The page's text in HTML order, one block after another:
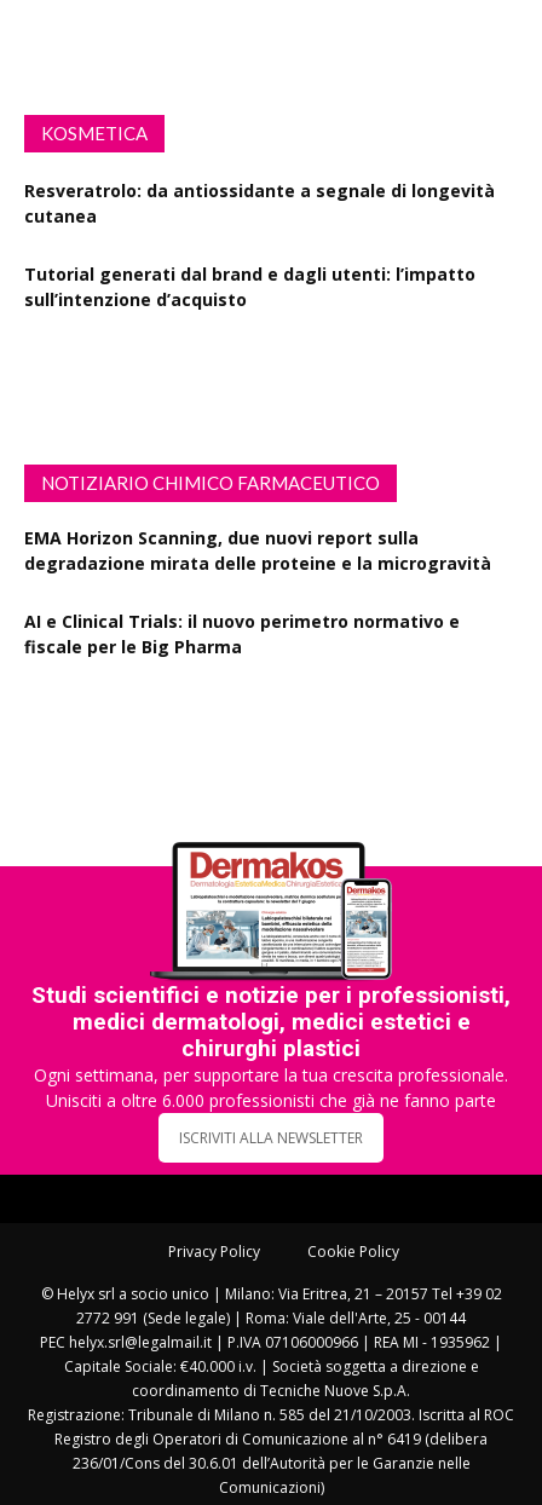
KOSMETICA
Resveratrolo: da antiossidante a segnale di longevità
cutanea
Tutorial generati dal brand e dagli utenti: l’impatto
sull’intenzione d’acquisto
NOTIZIARIO CHIMICO FARMACEUTICO
EMA Horizon Scanning, due nuovi report sulla
degradazione mirata delle proteine e la microgravità
AI e Clinical Trials: il nuovo perimetro normativo e
fiscale per le Big Pharma
Studi scientifici e notizie per i professionisti,
medici dermatologi, medici estetici e
chirurghi plastici
Ogni settimana, per supportare la tua crescita professionale.
Unisciti a oltre 6.000 professionisti che già ne fanno parte
ISCRIVITI ALLA NEWSLETTER
Privacy Policy Cookie Policy
© Helyx srl a socio unico | Milano: Via Eritrea, 21 – 20157 Tel +39 02
2772 991 (Sede legale) | Roma: Viale dell'Arte, 25 - 00144
PEC helyx.srl@legalmail.it | P.IVA 07106000966 | REA MI - 1935962 |
Capitale Sociale: €40.000 i.v. | Società soggetta a direzione e
coordinamento di Tecniche Nuove S.p.A.
Registrazione: Tribunale di Milano n. 585 del 21/10/2003. Iscritta al ROC
Registro degli Operatori di Comunicazione al n° 6419 (delibera
236/01/Cons del 30.6.01 dell’Autorità per le Garanzie nelle
Comunicazioni)